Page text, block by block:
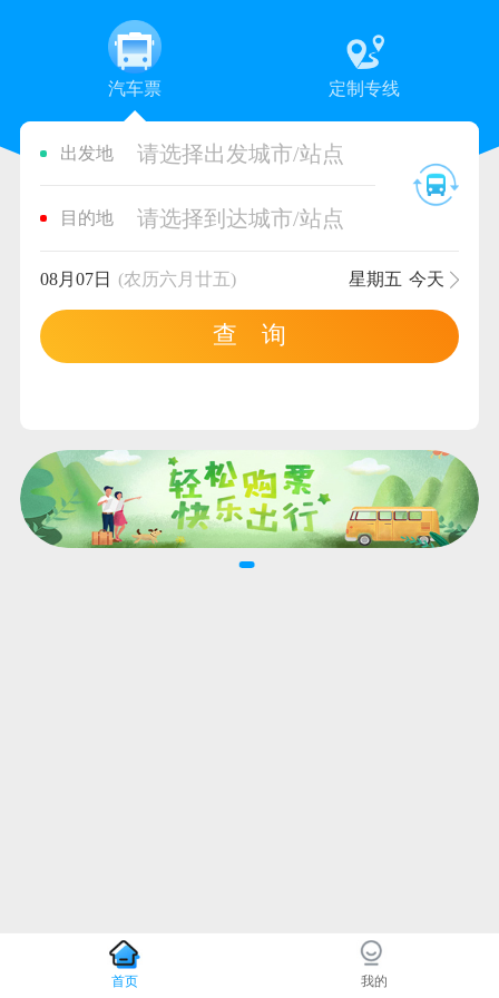
汽车票 定制专线
出发地 请选择出发城市/站点
目的地 请选择到达城市/站点
08月07日 (农历六月廿五) 星期五 今天
查 询
首页 我的